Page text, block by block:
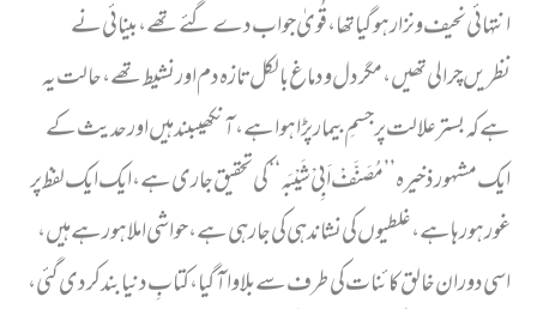
انتہائی نحیف ونزار ہوگیا تھا ، قُویٰ جواب دے گئے تھے ، بینائی نے
نظریں چرالی تھیں ، مگر دل ودماغ بالکل تازہ دم اور نشیط تھے ، حالت یہ
ہے کہ بستر علالت پر جسمِ بیمار پڑا ہو اہے ، آنکھیںبند ہیں اور حدیث کے
ایک مشہور ذخیرہ ’’ مُصَنَّفْ اَبِیْ شَیْبَہ‘‘ کی تحقیق جاری ہے ، ایک ایک لفظ پر
غور ہورہا ہے ، غلطیوں کی نشاندہی کی جارہی ہے ، حواشی املا ہورہے ہیں ،
اسی دوران خالق کائنات کی طرف سے بلاوا آگیا ، کتابِ دنیا بند کردی گئی ،